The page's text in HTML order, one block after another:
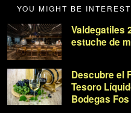
YOU MIGHT BE
Valdegatiles
estuche de
Descubre el
Tesoro
Bodegas Fos
VINO Y BODEGAS -
enoturismo y Cocina con el
Johnny Zuri. Edición y
colaboraciones: